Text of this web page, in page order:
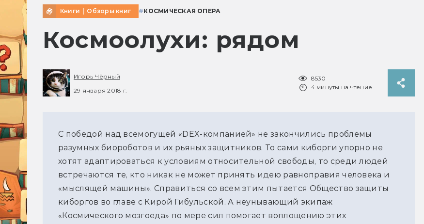
Книги Обзоры книг #КОСМИЧЕСКАЯ ОПЕРА
Космоолухи: рядом
Игорь Чёрный
29 января 2018 г.
8530
4 минуты на чтение
С победой над всемогущей «DEX-компанией» не закончились проблемы
разумных биороботов и их рьяных защитников. То сами киборги упорно не
хотят адаптироваться к условиям относительной свободы, то среди людей
встречаются те, кто никак не может принять идею равноправия человека и
«мыслящей машины». Справиться со всем этим пытается Общество защиты
киборгов во главе с Кирой Гибульской. А неунывающий экипаж
«Космического мозгоеда» по мере сил помогает воплощению этих